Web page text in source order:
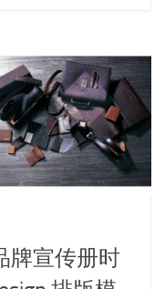
牌宣传册时